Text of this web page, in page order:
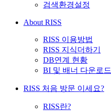
검색환경설정
About RISS
RISS 이용방법
RISS 지식더하기
DB연계 현황
BI 및 배너 다운로드
RISS 처음 방문 이세요?
RISS란?